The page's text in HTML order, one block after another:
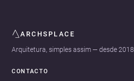
ARCHSPLACE
Arquitetura, simples assim — desde 2018
CONTACTO